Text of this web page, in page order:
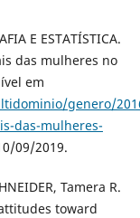
E ESTATÍSTICA.
das mulheres no
em
genero/
das-mulheres-
09/2019.
Tamera R.
toward